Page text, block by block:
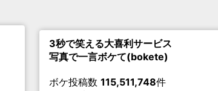
3秒で笑える大喜利サービス
写真で一言ボケて(bokete)
ボケ投稿数 115,511,748件